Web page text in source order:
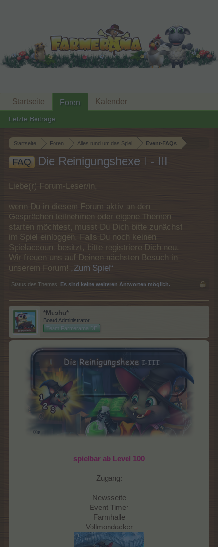
Startseite Foren Alles rund um das Spiel Event-FAQs
FAQ Die Reinigungshexe I - III
Liebe(r) Forum-Leser/in,
wenn Du in diesem Forum aktiv an den
Gesprächen teilnehmen oder eigene Themen
starten möchtest, musst Du Dich bitte zunächst
im Spiel einloggen. Falls Du noch keinen
Spielaccount besitzt, bitte registriere Dich neu.
Wir freuen uns auf Deinen nächsten Besuch in
unserem Forum! „Zum Spiel“
Status des Themas: Es sind keine weiteren Antworten möglich.
*Mushu*
Board Administrator
Team Farmerama DE
spielbar ab Level 100
Zugang:
Newsseite
Event-Timer
Farmhalle
Vollmondacker
Startseite Foren
Letzte Beiträge
Kalender